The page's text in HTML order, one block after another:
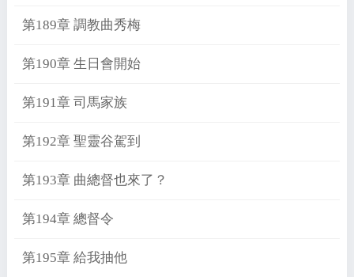
第189章 調教曲秀梅
第190章 生日會開始
第191章 司馬家族
第192章 聖靈谷駕到
第193章 曲總督也來了？
第194章 總督令
第195章 給我抽他